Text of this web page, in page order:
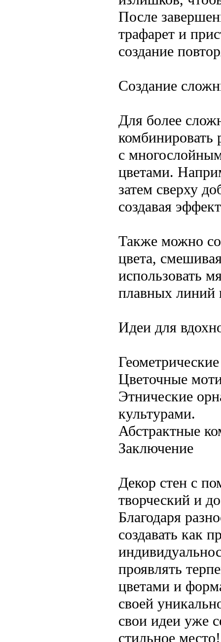
После
трафарет и
создание
Создание
Для более
комбинировать
с
цветами.
затем сверху
создавая
Также можно
цвета,
использовать
плавных линий
Идеи для
Цветочные
Этнические
культурами.
Абстрактные
Заключение
Декор стен с
творческий и
Благодаря
создавать как
проявлять
цветами и
своей
свои идеи уже
стильное место!